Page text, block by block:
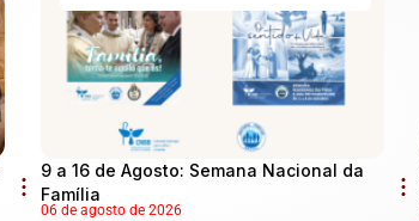
9 a 16 de Agosto: Semana Nacional da
Família
06 de agosto de 2026